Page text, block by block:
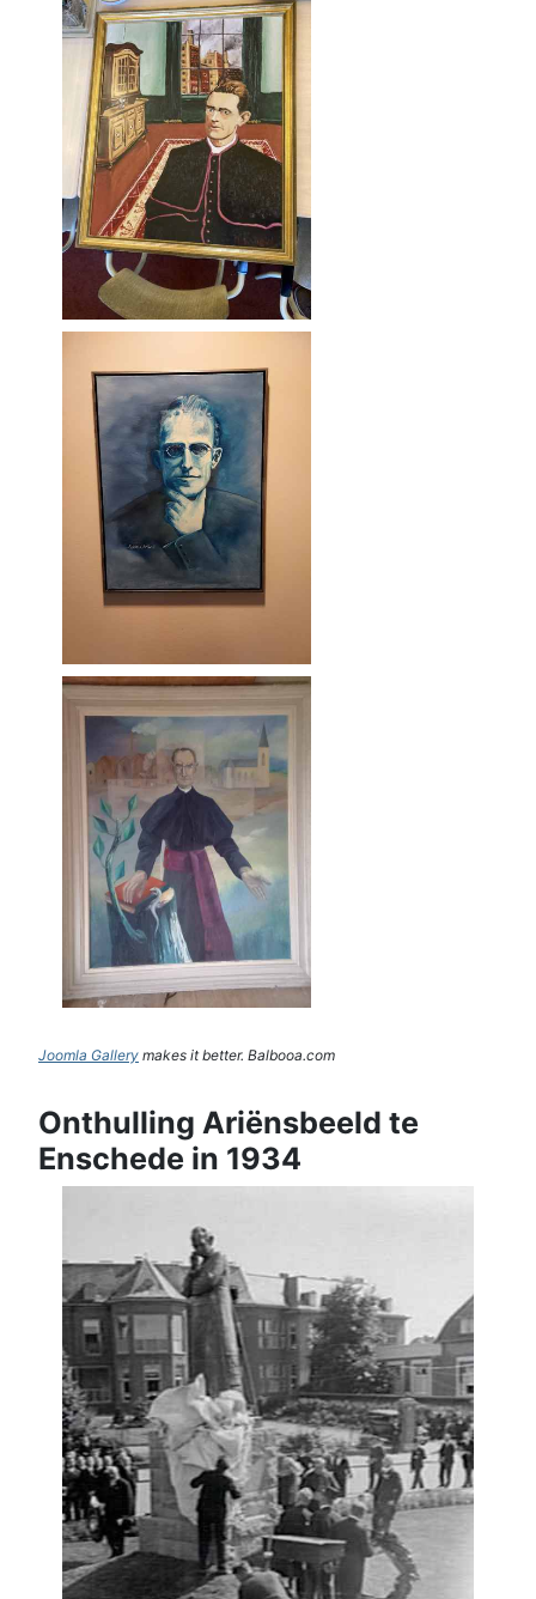
Joomla Gallery makes it better. Balbooa.com
Onthulling Ariënsbeeld te
Enschede in 1934